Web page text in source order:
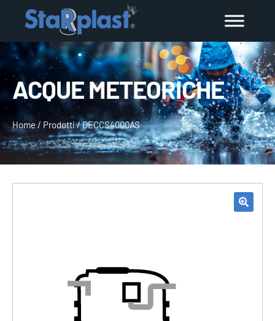
ACQUE METEORICHE
Home/ Prodotti/DECCS4000AS